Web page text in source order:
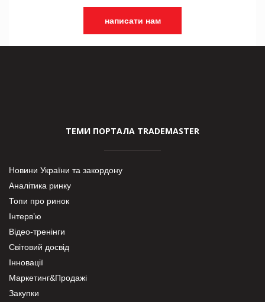
написати нам
ТЕМИ ПОРТАЛА TRADEMASTER
Новини України та закордону
Аналітика ринку
Топи про ринок
Інтерв’ю
Відео-тренінги
Світовий досвід
Інновації
Маркетинг&Продажі
Закупки